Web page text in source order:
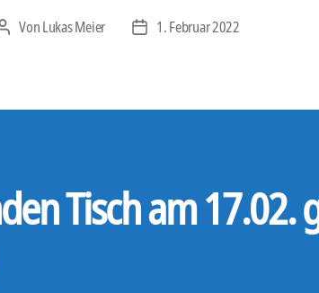
Beitragsautor
VonLukas Meier Veröffentlichungsdatum
1. Februar 2022
Tisch am 17.02.